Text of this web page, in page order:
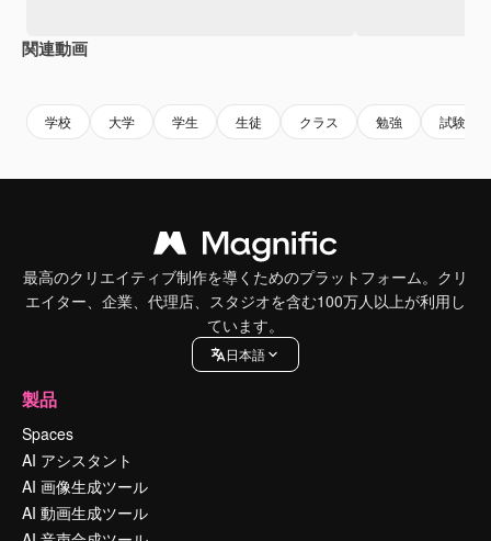
関連動画
学校 大学 学生 生徒 クラス 勉強 試験
最高のクリエイティブ制作を導くためのプラットフォーム。クリ
エイター、企業、代理店、スタジオを含む100万人以上が利用し
ています。
日本語
製品
Spaces
AI アシスタント
AI 画像生成ツール
AI 動画生成ツール